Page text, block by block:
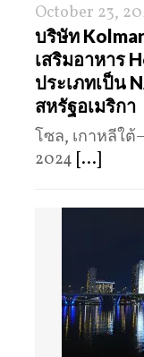
October 23,
บริษัท
เสริมอาหาร
ประเภทเป็น
สหรัฐอเมริกา
โซล, เกาหลีใต้
2024 [...]